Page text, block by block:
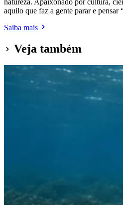
aquilo que faz a gente parar e pensar
Saiba mais
Veja também